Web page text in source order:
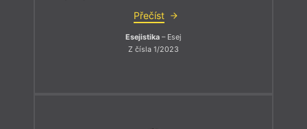
Přečíst
Esejistika – Esej
Z čísla 1/2023